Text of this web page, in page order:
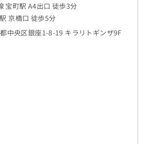
宝町駅 A4出口 徒歩3分
京橋口 徒歩5分
中央区銀座1-8-19 キラリトギンザ9F